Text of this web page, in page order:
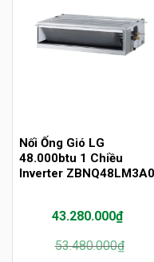
Nối Ống Gió LG
48.000btu 1 Chiều
Inverter ZBNQ48LM3A0
53.480.000₫
Giá
gốc
43.280.000₫
Giá
hiện